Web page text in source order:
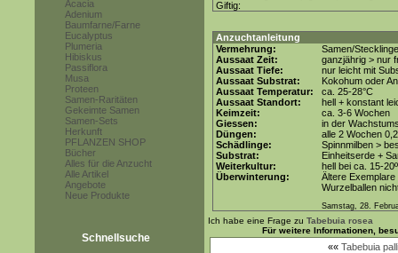
Acacia
Adenium
Baumfarne/Farne
Eucalyptus
Plumeria
Hibiskus
Passiflora
Musa
Proteen
Samen-Raritäten
Gekeimte Samen
Samen-Sets
Herkunft
PFLANZEN SHOP
Bücher
Alles für die Anzucht
Alle Artikel
Angebote
Neue Produkte
Schnellsuche
Giftig:
Anzuchtanleitung
Vermehrung:
Samen/Stecklinge
Aussaat Zeit:
ganzjährig > nur
Aussaat Tiefe:
nur leicht mit
Aussaat Substrat:
Kokohum oder
Aussaat Temperatur:
ca. 25-28°C
Aussaat Standort:
hell + konstant
Keimzeit:
ca. 3-6 Wochen
Giessen:
in der
Düngen:
alle 2 Wochen
Schädlinge:
Spinnmilben >
Substrat:
Einheitserde +
Weiterkultur:
hell bei ca. 15-
Überwinterung:
Ältere
Wurzelballen
Samstag, 28.
Ich habe eine Frage zu Tabebuia rosea
Für weitere Informationen,
«« Tabebuia